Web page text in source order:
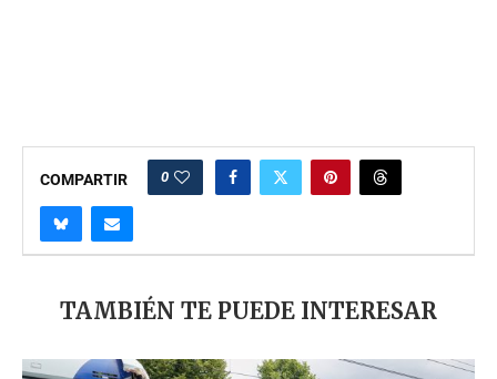
COMPARTIR 0
TAMBIÉN TE PUEDE INTERESAR